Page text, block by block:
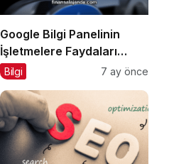
Google Bilgi Panelinin
İşletmelere Faydaları
Nelerdir?
Bilgi 7 ay önce